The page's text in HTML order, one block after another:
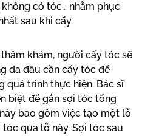
có tóc… nhằm phục
sau khi cấy.
khám, người cấy tóc sẽ
da đầu cần cấy tóc để
quá trình thực hiện. Bác sĩ
biệt để gắn sợi tóc tổng
bao gồm việc tạo một lỗ
qua lỗ này. Sợi tóc sau